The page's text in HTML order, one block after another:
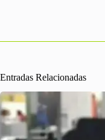
Entradas Relacionadas